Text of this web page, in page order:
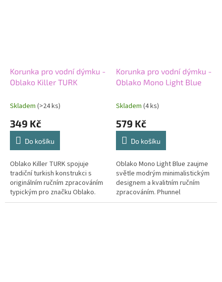
Korunka pro vodní dýmku -
Oblako Killer TURK
Skladem (>24 ks)
349 Kč
Do košíku
Oblako Killer TURK spojuje
tradiční turkish konstrukci s
originálním ručním zpracováním
typickým pro značku Oblako.
Robustní tělo výborně pracuje s
Korunka pro vodní dýmku -
Oblako Mono Light Blue
Skladem (4 ks)
579 Kč
Do košíku
Oblako Mono Light Blue zaujme
světle modrým minimalistickým
designem a kvalitním ručním
zpracováním. Phunnel
konstrukce pomáhá lépe udržet